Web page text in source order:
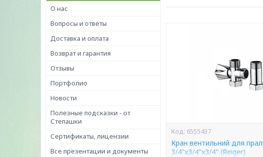
О нас
Вопросы и ответы
Доставка и оплата
Возврат и гарантия
Отзывы
Портфолио
Новости
Полезные подсказки - от
Степашки
Сертификаты, лицензии
Все презентации и документы
6555437
Кран вентильний для
3/4"x3/4"x3/4" (Reiger)